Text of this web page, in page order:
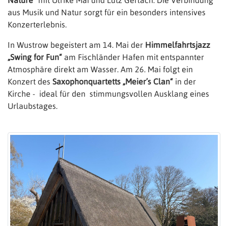
aus Musik und Natur sorgt für ein besonders intensives
Konzerterlebnis.
In Wustrow begeistert am 14. Mai der Himmelfahrtsjazz
„Swing for Fun“ am Fischländer Hafen mit entspannter
Atmosphäre direkt am Wasser. Am 26. Mai folgt ein
Konzert des Saxophonquartetts „Meier’s Clan“ in der
Kirche - ideal für den stimmungsvollen Ausklang eines
Urlaubstages.